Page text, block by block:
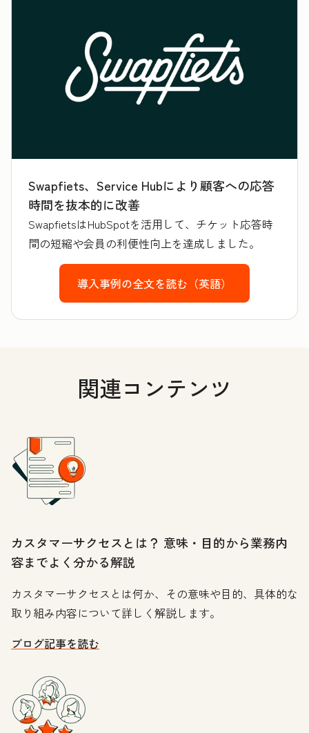
Swapfiets、Service Hubにより顧客への応答
時間を抜本的に改善
SwapfietsはHubSpotを活用して、チケット応答時
間の短縮や会員の利便性向上を達成しました。
導入事例の全文を読む（英語）
関連コンテンツ
カスタマーサクセスとは？ 意味・目的から業務内
容までよく分かる解説
カスタマーサクセスとは何か、その意味や目的、具体的な
取り組み内容について詳しく解説します。
ブログ記事を読む